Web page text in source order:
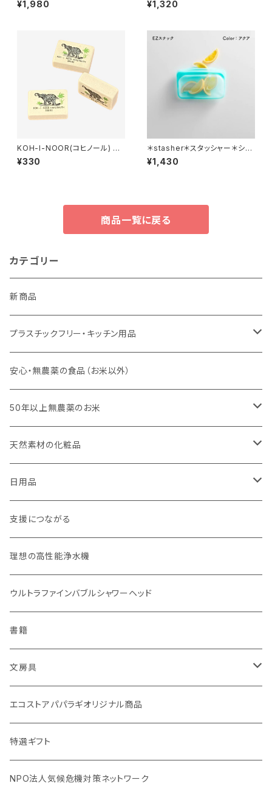
¥1,980
ペパーミント・ユーカリなどの精
¥1,320
KOH-I-NOOR(コヒノール) ソ
フト＊消しゴム＊ミニ＊３個セット
¥330
＊stasher＊スタッシャー＊シリ
コンバッグ＊EZスナック（S）＊全
7色＊
¥1,430
商品一覧に戻る
カテゴリー
新商品
プラスチックフリー・キッチン用品
キッチンスポンジ・キッチンブラシ
びわこ・和太布（日本独自の方法で織られた木綿の布巾）
weck（ドイツ生まれのガラス容器）
パーツ
スタッシャー（シリコンの保存容器）
お弁当箱
無塗装カトラリー
マイボトル
Ecoffee Cup（環境にやさしい竹素材）
stojo(折り畳めて何度でも使用できるコーヒーカップ)
オリーブウッド カッティングボード
調理用品
安心・無農薬の食品（お米以外）
50年以上無農薬のお米
玄米（定期便）
白米（定期便）
分づき米（定期便）
玄米（1回購入）
白米（1回購入）
分づき米（1回購入）
天然素材の化粧品
日焼け止め
ヘアケア
スキンケア
リップバーム
国産シャンプーバー・コンディショナーバー
日用品
国産シャンプーバー・コンディショナーバー
オーラルケア
生分解性ソープ類・せっけん
アメニティー・バス用品
天然素材のブラシ、掃除道具
生理用品
虫除けグッズ
支援につながる
理想の高性能浄水機
ウルトラファインバブルシャワーヘッド
書籍
文房具
バナナペーパーグッズ
天然素材の消しゴム
エコストアパパラギオリジナル商品
特選ギフト
NPO法人気候危機対策ネットワーク